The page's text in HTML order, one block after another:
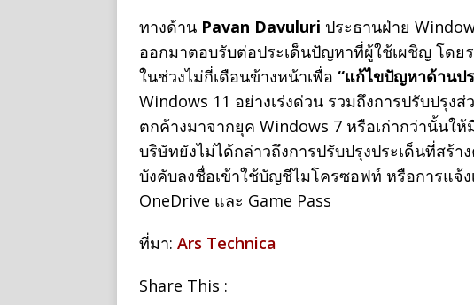
ทางด้าน Pavan Davuluri ประธานฝ่าย
ออกมาตอบรับต่อประเด็นปัญหาที่ผู้ใช้เผชิญ โดย
ในช่วงไม่กี่เดือนข้างหน้าเพื่อ “แก้ไขปัญหาด้านป
Windows 11 อย่างเร่งด่วน รวมถึงการปรับปรุง
ตกค้างมาจากยุค Windows 7 หรือเก่ากว่านั้นใ
บริษัทยังไม่ได้กล่าวถึงการปรับปรุงประเด็นที่สร้
บังคับลงชื่อเข้าใช้บัญชีไมโครซอฟท์ หรือการแจ้ง
OneDrive และ Game Pass
ที่มา: Ars Technica
Share This :